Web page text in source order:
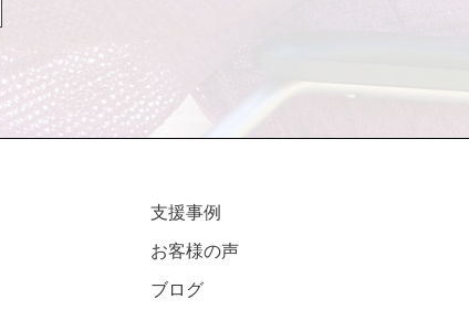
支援事例
お客様の声
ブログ